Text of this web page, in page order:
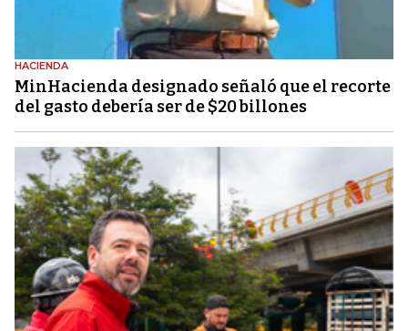
HACIENDA
MinHacienda designado señaló que el recorte
del gasto debería ser de $20 billones